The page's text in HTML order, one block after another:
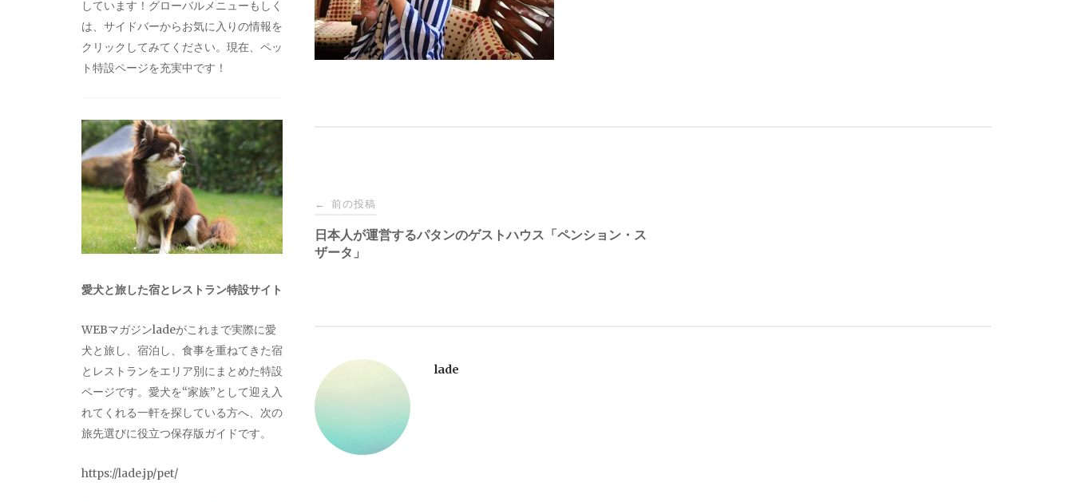
投
稿
ゲ
ー
シ
← 前の投稿
日本人が運営するパタンのゲストハウス「ペンション・ス
ザータ」
lade
しています！グローバルメニューもしく
は、サイドバーからお気に入りの情報を
クリックしてみてください。現在、ペッ
ト特設ページを充実中です！
愛犬と旅した宿とレストラン特設サイト
WEBマガジンladeがこれまで実際に愛
犬と旅し、宿泊し、食事を重ねてきた宿
とレストランをエリア別にまとめた特設
ページです。愛犬を“家族”として迎え入
れてくれる一軒を探している方へ、次の
旅先選びに役立つ保存版ガイドです。
https://lade.jp/pet/